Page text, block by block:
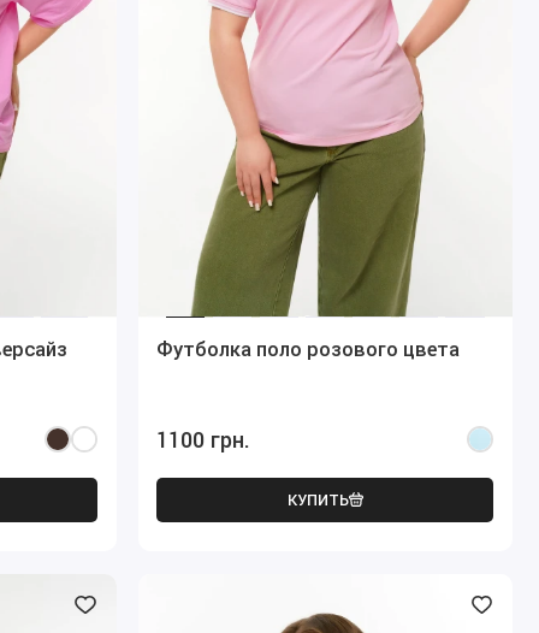
Футболка поло розового цвета
1100 грн.
КУПИТЬ